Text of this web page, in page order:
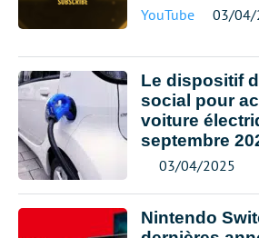
YouTube 03/04/
Le dispositif
social pour
voiture
septembre
03/04/2025
Nintendo